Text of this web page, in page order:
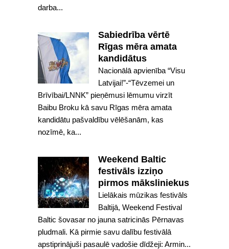
darba...
Sabiedrība vērtē
Rīgas mēra amata
kandidātus
Nacionālā apvienība “Visu
Latvijai!”-“Tēvzemei un
Brīvībai/LNNK” pieņēmusi lēmumu virzīt
Baibu Broku kā savu Rīgas mēra amata
kandidātu pašvaldību vēlēšanām, kas
nozīmē, ka...
Weekend Baltic
festivāls izziņo
pirmos māksliniekus
Lielākais mūzikas festivāls
Baltijā, Weekend Festival
Baltic šovasar no jauna satricinās Pērnavas
pludmali. Kā pirmie savu dalību festivālā
apstiprinājuši pasaulē vadošie dīdžeji: Armin...